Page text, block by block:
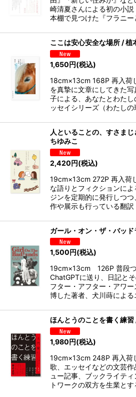
崎清夏さんによる初の小
本棚で見つけた『フラニ
ここは安心安全な場所 / 植
1,650円(税込)
18cm×13cm 168P 再入荷
を真摯に文章にしてきた
子による、あなたとわた
ッセイシリーズ（わたし
人といることの、すさま
ちゆみこ
2,420円(税込)
19cm×13cm 272P 再入荷
な語りとフィクションに
ジンを定期的に発行しつ
作や展示も行っている翻
ガール・オン・ザ・バッ
1,500円(税込)
19cm×13cm 126P 普段
ChatGPTに送り、日記と
フター・アフター・アワ
博した著者、犬川蒔によ
ほんとうのことを書く練習
1,980円(税込)
19cm×13cm 248P 再入荷
歌、エッセイなどの文芸
ュー記事、ブックライテ
トワークの双方を生業と